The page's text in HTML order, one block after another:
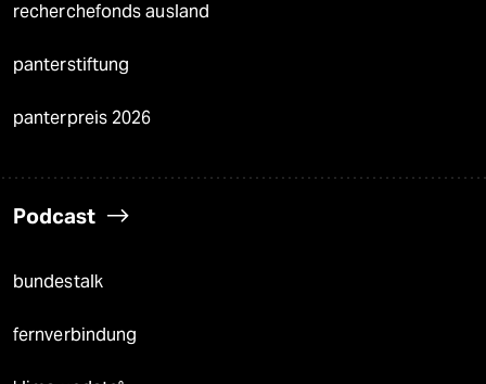
recherchefonds ausland
panterstiftung
panterpreis 2026
Podcast
bundestalk
fernverbindung